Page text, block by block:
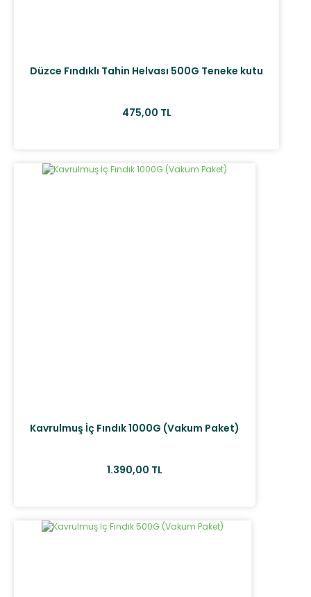
Düzce Fındıklı Tahin Helvası 500G Teneke kutu
475,00 TL
Kavrulmuş İç Fındık 1000G (Vakum Paket)
1.390,00 TL